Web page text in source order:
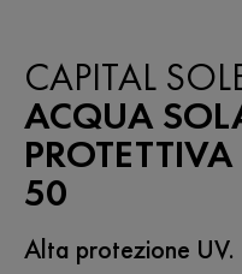
CAPITAL
ACQUA
50
Alta protezione